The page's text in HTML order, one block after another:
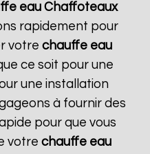
eau Chaffoteaux
rapidement pour
votrechauffe eau
ce soit pour une
une installation
à fournir des
pour que vous
votre chauffe eau